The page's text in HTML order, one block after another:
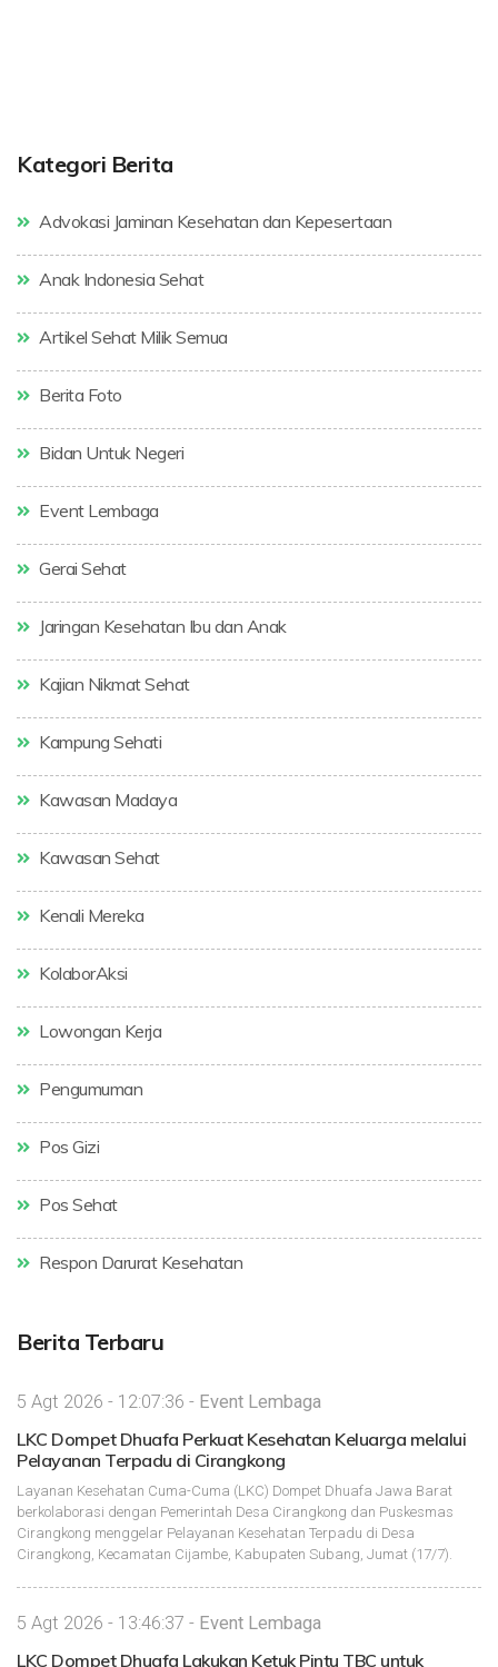
Kategori Berita
Advokasi Jaminan Kesehatan dan Kepesertaan
Anak Indonesia Sehat
Artikel Sehat Milik Semua
Berita Foto
Bidan Untuk Negeri
Event Lembaga
Gerai Sehat
Jaringan Kesehatan Ibu dan Anak
Kajian Nikmat Sehat
Kampung Sehati
Kawasan Madaya
Kawasan Sehat
Kenali Mereka
KolaborAksi
Lowongan Kerja
Pengumuman
Pos Gizi
Pos Sehat
Respon Darurat Kesehatan
Berita Terbaru
5 Agt 2026 - 12:07:36 - Event Lembaga
LKC Dompet Dhuafa Perkuat Kesehatan Keluarga melalui
Pelayanan Terpadu di Cirangkong
Layanan Kesehatan Cuma-Cuma (LKC) Dompet Dhuafa Jawa Barat
berkolaborasi dengan Pemerintah Desa Cirangkong dan Puskesmas
Cirangkong menggelar Pelayanan Kesehatan Terpadu di Desa
Cirangkong, Kecamatan Cijambe, Kabupaten Subang, Jumat (17/7).
5 Agt 2026 - 13:46:37 - Event Lembaga
LKC Dompet Dhuafa Lakukan Ketuk Pintu TBC untuk